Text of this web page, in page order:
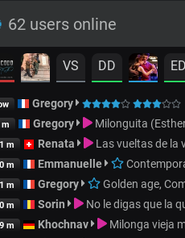
62 users online
VS DD ED
Gregory
m Gregory Milonguita
m Renata Las vueltas de la
m Emmanuelle
m Gregory Golden age,
m Sorin No le digas que la
m Khochnav Milonga vieja